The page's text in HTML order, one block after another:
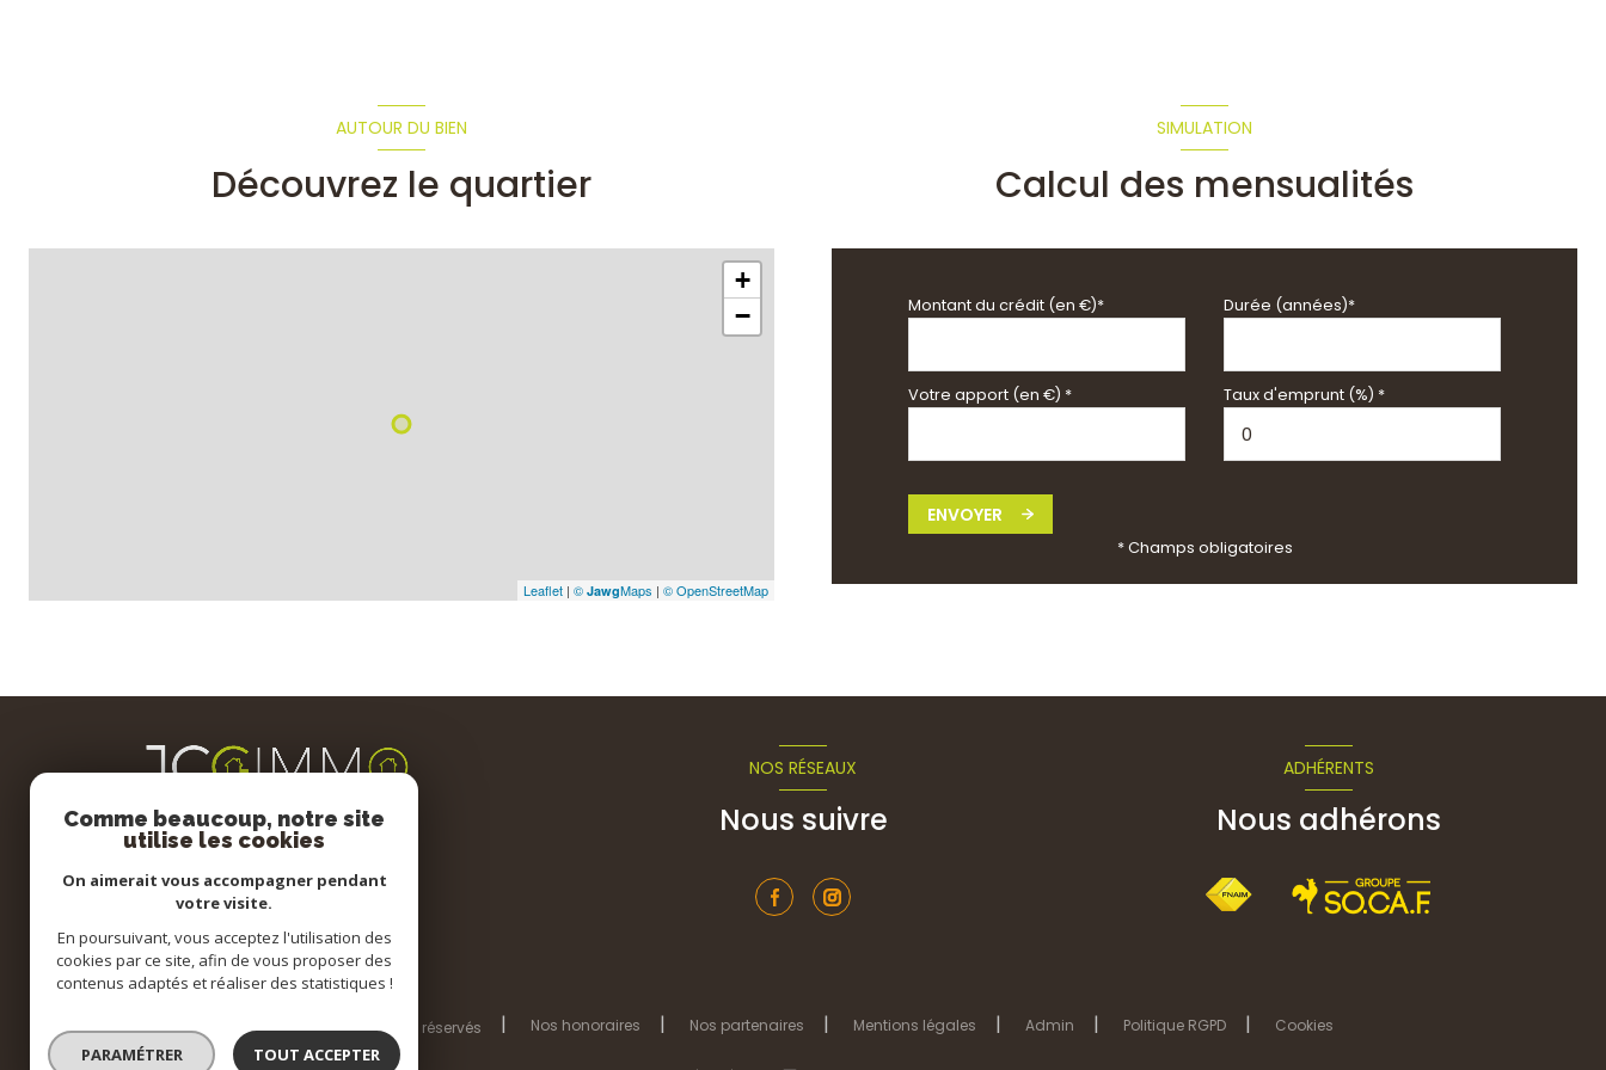
AUTOUR DU BIEN
Découvrez le quartier
+
−
Leaflet | © JawgMaps | © OpenStreetMap
SIMULATION
Calcul des mensualités
Montant du crédit (en €)* Durée (années)*
Votre apport (en €) * Taux d'emprunt (%) *
ENVOYER
* Champs obligatoires
NOS RÉSEAUX
Nous suivre
ADHÉRENTS
Nous adhérons
© 2026 | Tous droits réservés Nos honoraires Nos partenaires Mentions légales Admin Politique RGPD Cookies
Comme beaucoup, notre site
utilise les cookies
On aimerait vous accompagner pendant
votre visite.
En poursuivant, vous acceptez l'utilisation des
cookies par ce site, afin de vous proposer des
contenus adaptés et réaliser des statistiques !
PARAMÉTRER TOUT ACCEPTER